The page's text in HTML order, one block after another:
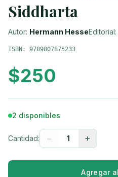
Siddharta
Autor: Hermann HesseEditorial:
ISBN: 9789807875233
$250
2 disponibles
Cantidad: − 1 +
Agregar